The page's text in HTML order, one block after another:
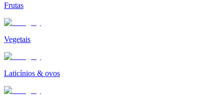
Frutas
Vegetais
Laticínios & ovos